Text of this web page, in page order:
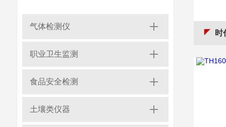
气体检测仪
职业卫生监测
食品安全检测
土壤类仪器
时